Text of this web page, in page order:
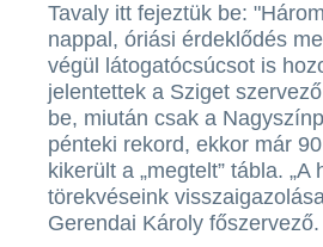
Tavaly itt fejeztük be:
nappal, óriási érdeklődés
végül látogatócsúcsot is
jelentettek a Sziget
be, miután csak a
pénteki rekord, ekkor már
kikerült a „megtelt” tábla.
törekvéseink
Gerendai Károly főszervező.